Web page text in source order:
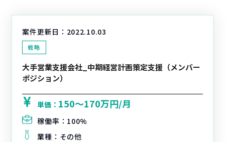
案件更新日： 2022.10.03
戦略
大手営業支援会社_中期経営計画策定支援（メンバー
ポジション）
単価： 150〜170万円/月
稼働率： 100%
業種： その他